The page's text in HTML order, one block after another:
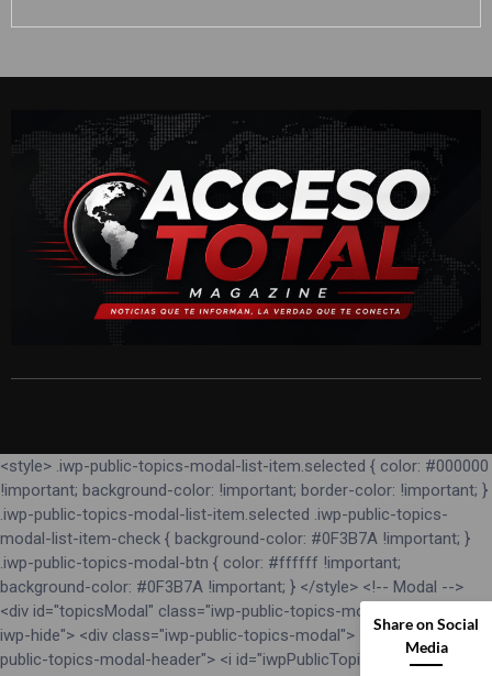
Share on Social
Media
<style> .iwp-public-topics-modal-list-item.selected { color: #000000
!important; background-color: !important; border-color: !important; }
.iwp-public-topics-modal-list-item.selected .iwp-public-topics-
modal-list-item-check { background-color: #0F3B7A !important; }
.iwp-public-topics-modal-btn { color: #ffffff !important;
background-color: #0F3B7A !important; } </style> <!-- Modal -->
<div id="topicsModal" class="iwp-public-topics-modal-backdrop
iwp-hide"> <div class="iwp-public-topics-modal"> <div class="iwp-
public-topics-modal-header"> <i id="iwpPublicTopicsModalClose"